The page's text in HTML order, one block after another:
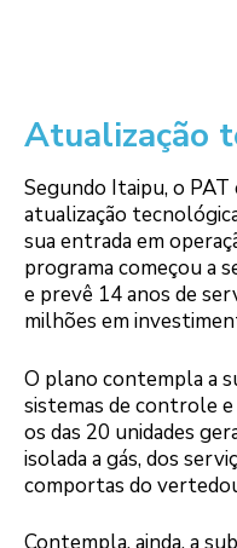
Atualização
Segundo Itaipu, o
atualização
sua entrada em
programa começou a
e prevê 14 anos de
milhões em
O plano contempla a
sistemas de controle
os das 20 unidades
isolada a gás, dos
comportas do